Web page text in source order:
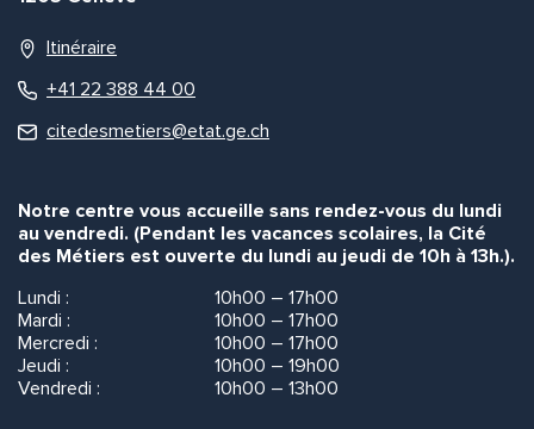
Itinéraire
+41 22 388 44 00
citedesmetiers@etat.ge.ch
Notre centre vous accueille sans rendez-vous du lundi
au vendredi. (Pendant les vacances scolaires, la Cité
des Métiers est ouverte du lundi au jeudi de 10h à 13h.).
Lundi :
10h00 – 17h00
Mardi :
10h00 – 17h00
Mercredi :
10h00 – 17h00
Jeudi :
10h00 – 19h00
Vendredi :
10h00 – 13h00